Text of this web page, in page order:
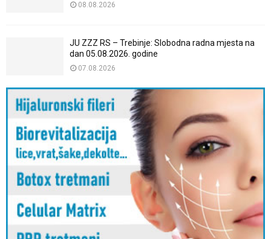
08.08.2026
JU ZZZ RS – Trebinje: Slobodna radna mjesta na
dan 05.08.2026. godine
07.08.2026